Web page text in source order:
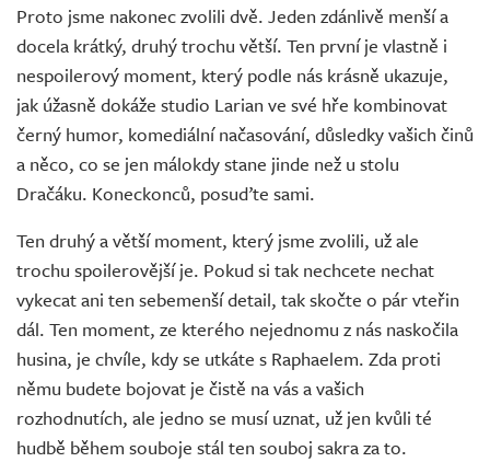
Proto jsme nakonec zvolili dvě. Jeden zdánlivě menší a
docela krátký, druhý trochu větší. Ten první je vlastně i
nespoilerový moment, který podle nás krásně ukazuje,
jak úžasně dokáže studio Larian ve své hře kombinovat
černý humor, komediální načasování, důsledky vašich činů
a něco, co se jen málokdy stane jinde než u stolu
Dračáku. Koneckonců, posuďte sami.
Ten druhý a větší moment, který jsme zvolili, už ale
trochu spoilerovější je. Pokud si tak nechcete nechat
vykecat ani ten sebemenší detail, tak skočte o pár vteřin
dál. Ten moment, ze kterého nejednomu z nás naskočila
husina, je chvíle, kdy se utkáte s Raphaelem. Zda proti
němu budete bojovat je čistě na vás a vašich
rozhodnutích, ale jedno se musí uznat, už jen kvůli té
hudbě během souboje stál ten souboj sakra za to.